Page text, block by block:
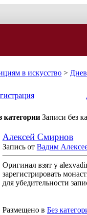
в искусство >
категории Записи без
Алексей Смирнов
Запись от Вадим
Оригинал взят у
зарегистрировать
для убедительности
Размещено в Без